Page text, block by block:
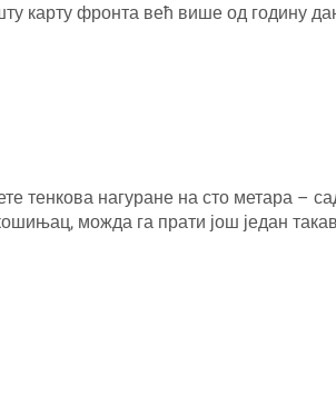
карту фронта већ више од годину
тенкова нагуране на сто метара –
можда га прати још један такав